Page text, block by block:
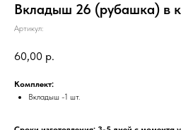
Вкладыш 26 (рубашка) в
Артикул:
60,00 р.
Комплект:
Вкладыш -1 шт.